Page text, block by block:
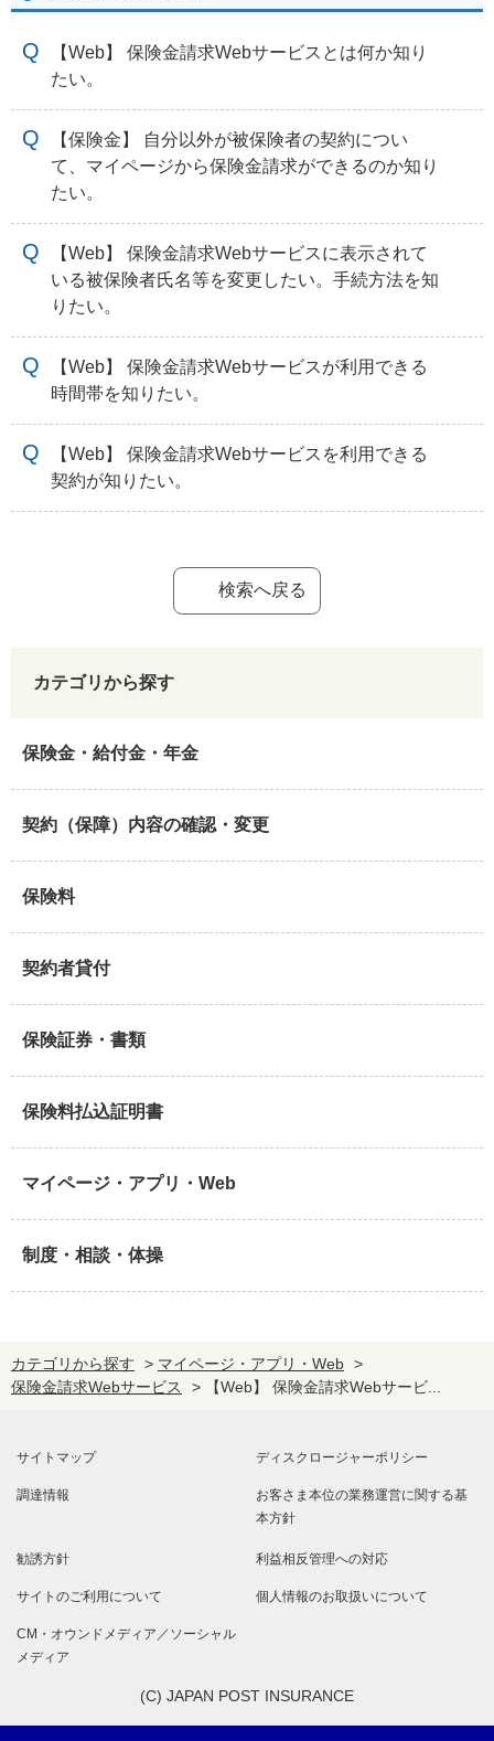
【Web】 保険金請求Webサービスとは何か知り
たい。
【保険金】 自分以外が被保険者の契約につい
て、マイページから保険金請求ができるのか知り
たい。
【Web】 保険金請求Webサービスに表示されて
いる被保険者氏名等を変更したい。手続方法を知
りたい。
【Web】 保険金請求Webサービスが利用できる
時間帯を知りたい。
【Web】 保険金請求Webサービスを利用できる
契約が知りたい。
検索へ戻る
カテゴリから探す
保険金・給付金・年金
契約（保障）内容の確認・変更
保険料
契約者貸付
保険証券・書類
保険料払込証明書
マイページ・アプリ・Web
制度・相談・体操
カテゴリから探す > マイページ・アプリ・Web >
保険金請求Webサービス
> 【Web】 保険金請求Webサービ...
サイトマップ ディスクロージャーポリシー
調達情報 お客さま本位の業務運営に関する基
本方針
勧誘方針 利益相反管理への対応
サイトのご利用について 個人情報のお取扱いについて
CM・オウンドメディア／ソーシャル
メディア
(C) JAPAN POST INSURANCE